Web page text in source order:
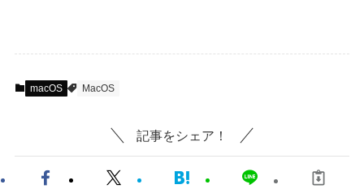
macOS MacOS
記事をシェア！